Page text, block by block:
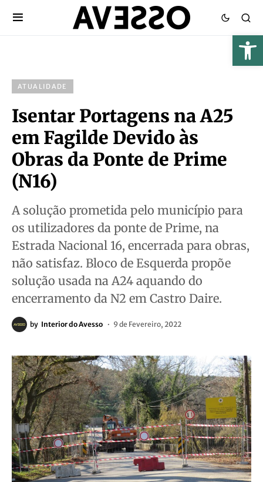
ATUALIDADE
Isentar Portagens na A25
em Fagilde Devido às
Obras da Ponte de Prime
(N16)
A solução prometida pelo município para
os utilizadores da ponte de Prime, na
Estrada Nacional 16, encerrada para obras,
não satisfaz. Bloco de Esquerda propõe
solução usada na A24 aquando do
encerramento da N2 em Castro Daire.
by Interior do Avesso 9 de Fevereiro, 2022